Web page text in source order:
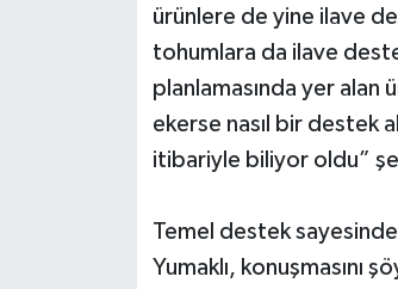
ürünlere de yine ilave
tohumlara da ilave
planlamasında yer alan
ekerse nasıl bir destek
itibariyle biliyor oldu”
Temel destek
Yumaklı, konuşmasını